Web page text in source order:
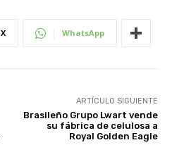
X WhatsApp
ARTÍCULO SIGUIENTE
Brasileño Grupo Lwart vende
su fábrica de celulosa a
Royal Golden Eagle